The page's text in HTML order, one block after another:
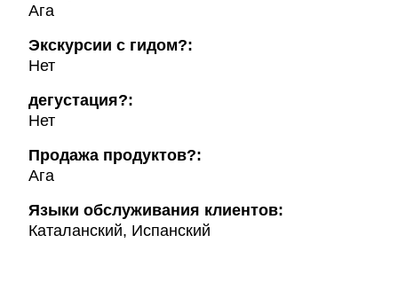
Ага
Экскурсии с гидом?:
Нет
дегустация?:
Нет
Продажа продуктов?:
Ага
Языки обслуживания клиентов:
Каталанский, Испанский